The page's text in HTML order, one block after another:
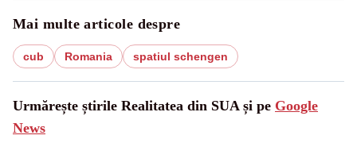
Mai multe articole despre
cub Romania spatiul schengen
Urmărește știrile Realitatea din SUA și pe Google
News